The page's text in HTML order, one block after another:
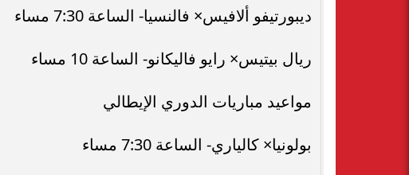
ديبورتيفو ألافيس× فالنسيا- الساعة 7:30 مساء
ريال بيتيس× رايو فاليكانو- الساعة 10 مساء
مواعيد مباريات الدوري الإيطالي
بولونيا× كالياري- الساعة 7:30 مساء